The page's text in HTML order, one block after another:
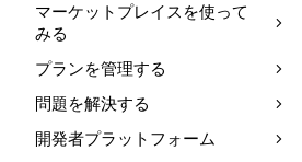
マーケットプレイスを使って
みる
プランを管理する
問題を解決する
開発者プラットフォーム